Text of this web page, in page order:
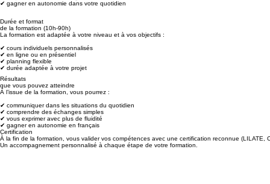
✔ acquérir les bases de la grammaire et du vocabulaire
Durée et format
de la formation (10h-90h)
La formation est adaptée à votre niveau et à vos objectifs :
✔ cours individuels personnalisés
✔ en ligne ou en présentiel
✔ planning flexible
✔ durée adaptée à votre projet
Résultats
que vous pouvez atteindre
À l’issue de la formation, vous pourrez :
✔ communiquer dans les situations du quotidien
✔ comprendre des échanges simples
✔ vous exprimer avec plus de fluidité
✔ gagner en autonomie en français
Certification
À la fin de la formation, vous valider vos compétences avec une certification reconnue (LILATE,